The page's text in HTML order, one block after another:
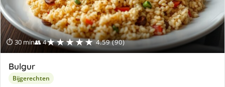
⏱ 30 min👥 4★★★★★ 4.59 (90)
Bulgur
Bijgerechten